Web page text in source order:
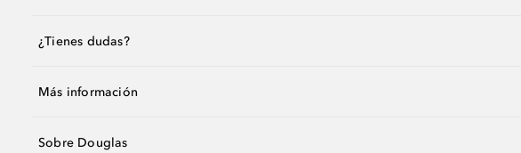
¿Tienes dudas?
Más información
Sobre Douglas